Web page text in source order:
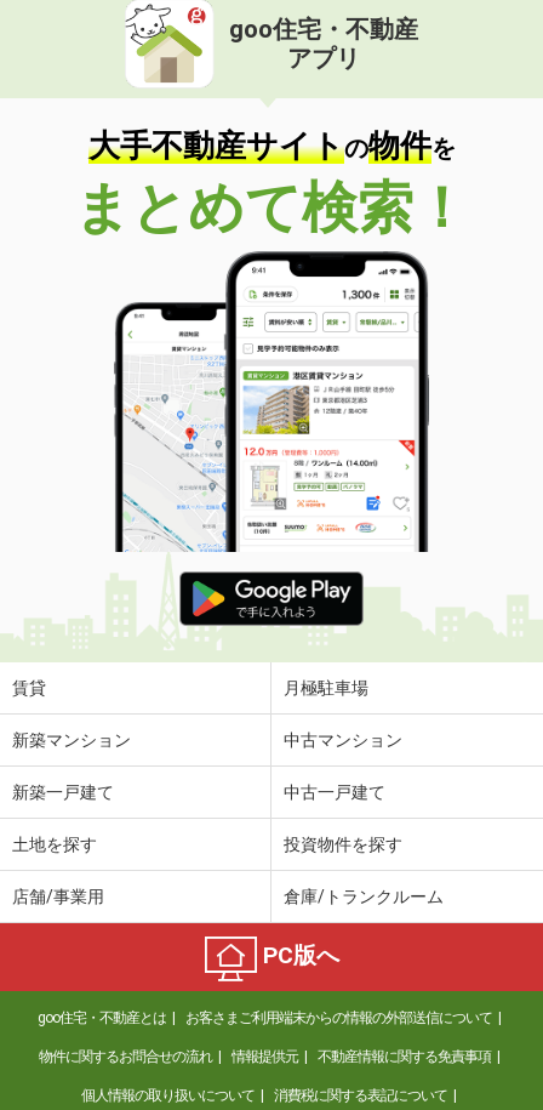
goo住宅・不動産
アプリ
大手不動産サイトの物件を
まとめて検索！
賃貸 月極駐車場
新築マンション 中古マンション
新築一戸建て 中古一戸建て
土地を探す 投資物件を探す
店舗/事業用 倉庫/トランクルーム
PC版へ
goo住宅・不動産とは お客さまご利用端末からの情報の外部送信について
物件に関するお問合せの流れ 情報提供元 不動産情報に関する免責事項
個人情報の取り扱いについて 消費税に関する表記について